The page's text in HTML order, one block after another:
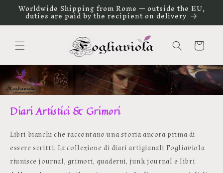
direttamente
ai contenuti
Worldwide Shipping from Rome — outside the EU,
duties are paid by the recipient on delivery
Carrello
Diari Artistici & Grimori
Libri bianchi che raccontano una storia ancora prima di
essere scritti. La collezione di diari artigianali Fogliaviola
riunisce journal, grimori, quaderni, junk journal e libri